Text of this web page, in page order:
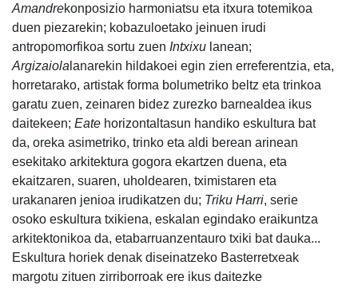
Amandrekonposizio harmoniatsu eta itxura totemikoa
duen piezarekin; kobazuloetako jeinuen irudi
antropomorfikoa sortu zuen Intxixu lanean;
Argizaiola lanarekin hildakoei egin zien erreferentzia, eta,
horretarako, artistak forma bolumetriko beltz eta trinkoa
garatu zuen, zeinaren bidez zurezko barnealdea ikus
daitekeen; Eate horizontaltasun handiko eskultura bat
da, oreka asimetriko, trinko eta aldi berean arinean
esekitako arkitektura gogora ekartzen duena, eta
ekaitzaren, suaren, uholdearen, tximistaren eta
urakanaren jenioa irudikatzen du; Triku Harri, serie
osoko eskultura txikiena, eskalan egindako eraikuntza
arkitektonikoa da, etabarruanzentauro txiki bat dauka...
Eskultura horiek denak diseinatzeko Basterretxeak
margotu zituen zirriborroak ere ikus daitezke